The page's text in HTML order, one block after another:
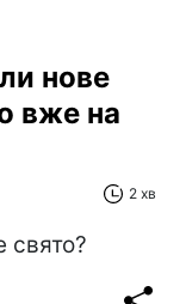
нове
вже на
2 хв
свято?